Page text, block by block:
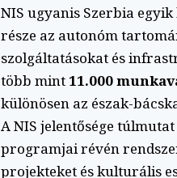
NIS ugyanis Szerbia
része az autonóm
szolgáltatásokat és
több mint 11.000
különösen az észak-
A NIS jelentősége
programjai révén
projekteket és kulturális